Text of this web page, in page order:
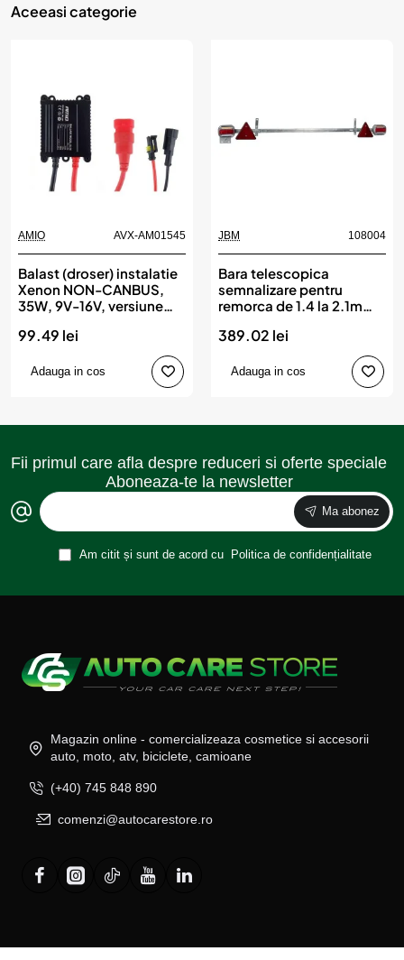
Aceeasi categorie
AMIO AVX-AM01545
Balast (droser) instalatie
Xenon NON-CANBUS,
35W, 9V-16V, versiune
99.49 lei
Adauga in cos
JBM 108004
Bara telescopica
semnalizare pentru
remorca de 1.4 la 2.1m
389.02 lei
Adauga in cos
Fii primul care afla despre reduceri si oferte speciale
Aboneaza-te la newsletter
Ma abonez
Am citit și sunt de acord cu Politica de confidențialitate
Magazin online - comercializeaza cosmetice si accesorii
auto, moto, atv, biciclete, camioane
(+40) 745 848 890
comenzi@autocarestore.ro